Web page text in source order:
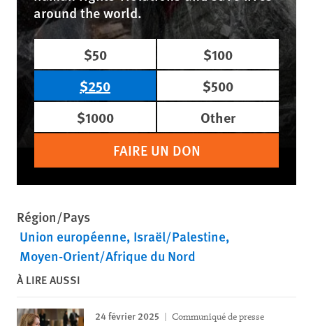
around the world.
$50
$100
$250
$500
$1000
Other
FAIRE UN DON
Région/Pays
Union européenne Israël/Palestine
Moyen-Orient/Afrique du Nord
À LIRE AUSSI
24 février 2025 Communiqué de presse